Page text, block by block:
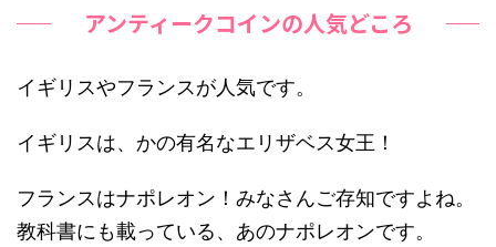
アンティークコインの人気どころ
イギリスやフランスが人気です。
イギリスは、かの有名なエリザベス女王！
フランスはナポレオン！みなさんご存知ですよね。
教科書にも載っている、あのナポレオンです。